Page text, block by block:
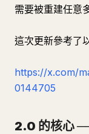
需要被重建任意
這次更新參考了
https://x.com/
0144705
2.0 的核心